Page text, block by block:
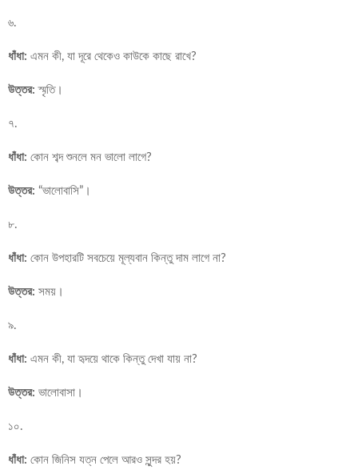
৬.
ধাঁধা: এমন কী, যা দূরে থেকেও কাউকে কাছে রাখে?
উত্তর: স্মৃতি।
৭.
ধাঁধা: কোন শব্দ শুনলে মন ভালো লাগে?
উত্তর: “ভালোবাসি”।
৮.
ধাঁধা: কোন উপহারটি সবচেয়ে মূল্যবান কিন্তু দাম লাগে না?
উত্তর: সময়।
৯.
ধাঁধা: এমন কী, যা হৃদয়ে থাকে কিন্তু দেখা যায় না?
উত্তর: ভালোবাসা।
১০.
ধাঁধা: কোন জিনিস যত্ন পেলে আরও সুন্দর হয়?